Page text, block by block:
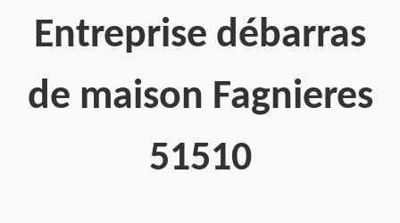
Entreprise débarras
de maison Fagnieres
51510